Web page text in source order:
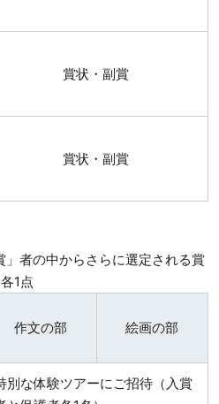
賞状・副賞
賞状・副賞
」者の中からさらに選定される賞
1点
作文の部 絵画の部
別な体験ツアーにご招待（入賞